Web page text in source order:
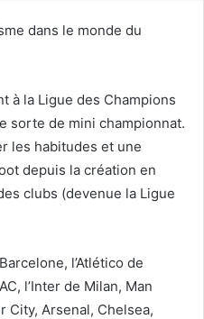
dans le monde du
à la Ligue des Champions
sorte de mini championnat.
les habitudes et une
depuis la création en
clubs (devenue la Ligue
l’Atlético de
l’Inter de Milan, Man
City, Arsenal, Chelsea,